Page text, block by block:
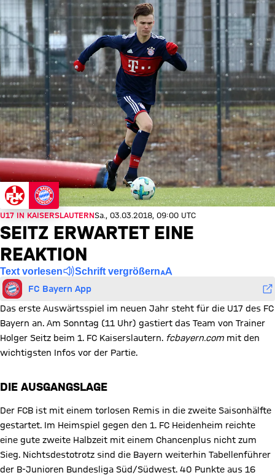
U17 IN KAISERSLAUTERNSa., 03.03.2018, 09:00 UTC
SEITZ ERWARTET EINE
REAKTION
Text vorlesen Schrift vergrößern
FC Bayern App
Das erste Auswärtsspiel im neuen Jahr steht für die U17 des FC
Bayern an. Am Sonntag (11 Uhr) gastiert das Team von Trainer
Holger Seitz beim 1. FC Kaiserslautern. fcbayern.com mit den
wichtigsten Infos vor der Partie.
DIE AUSGANGSLAGE
Der FCB ist mit einem torlosen Remis in die zweite Saisonhälfte
gestartet. Im Heimspiel gegen den 1. FC Heidenheim reichte
eine gute zweite Halbzeit mit einem Chancenplus nicht zum
Sieg. Nichtsdestotrotz sind die Bayern weiterhin Tabellenführer
der B-Junioren Bundesliga Süd/Südwest. 40 Punkte aus 16